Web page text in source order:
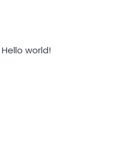
Hello world!